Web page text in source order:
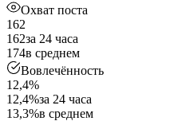
Охват поста
162
162за 24 часа
174в среднем
Вовлечённость
12,4%
12,4%за 24 часа
13,3%в среднем